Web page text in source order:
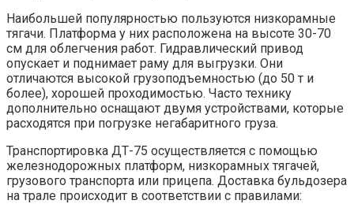
Наибольшей популярностью пользуются низкорамные
тягачи. Платформа у них расположена на высоте 30-70
см для облегчения работ. Гидравлический привод
опускает и поднимает раму для выгрузки. Они
отличаются высокой грузоподъемностью (до 50 т и
более), хорошей проходимостью. Часто технику
дополнительно оснащают двумя устройствами, которые
расходятся при погрузке негабаритного груза.
Транспортировка ДТ-75 осуществляется с помощью
железнодорожных платформ, низкорамных тягачей,
грузового транспорта или прицепа. Доставка бульдозера
на трале происходит в соответствии с правилами: